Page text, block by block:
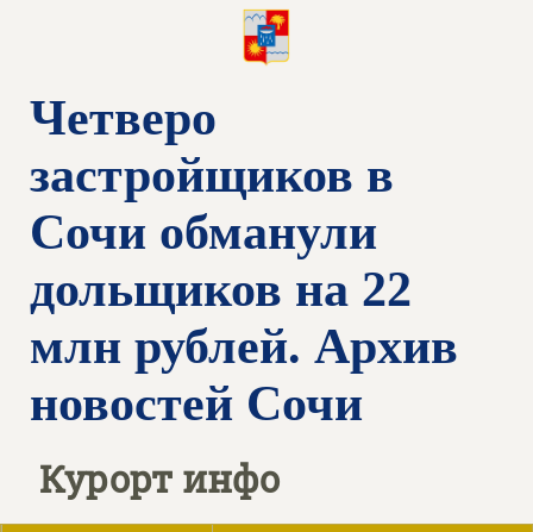
Четверо
застройщиков в
Сочи обманули
дольщиков на 22
млн рублей. Архив
новостей Сочи
Курорт инфо